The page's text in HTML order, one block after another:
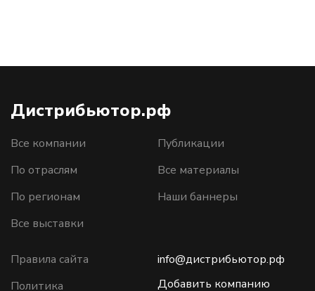
Дистрибьютор.рф
Все компании
По отраслям
По регионам
Все выставки
Публикации
Все материалы
Наши баннеры
Правила сайта
Политика
info@дистрибьютор.рф
Добавить компанию